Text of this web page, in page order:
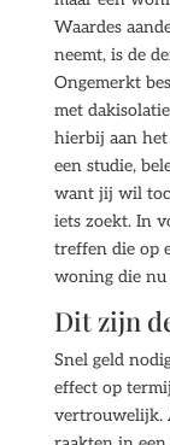
Waardes
neemt, is de
Ongemerkt
met
hierbij aan
een studie,
want jij wil
iets zoekt. In
treffen die op
woning die nu
Dit zijn
Snel geld
effect op
vertrouwelijk.